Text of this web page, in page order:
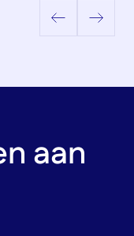
aan